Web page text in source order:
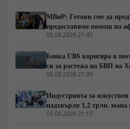
разговор за идеи, които
обществен дебат и поставят
съвременната политика.
МВнР: Готови сме да
предоставяме помощ на
борбата им срещу
05.08.2026 21:45
Банка UBS коригира в
си за растежа на БВП на
4,5%
05.08.2026 21:30
Индустрията за
надхвърля 1,2 трлн. юана
05.08.2026 21:15